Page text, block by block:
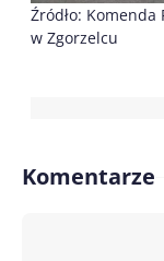
Źródło:
w Zgorzelcu
Komentarze